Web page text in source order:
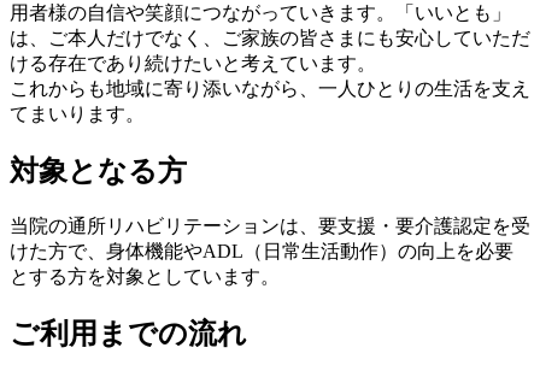
用者様の自信や笑顔につながっていきます。「いいとも」
は、ご本人だけでなく、ご家族の皆さまにも安心していただ
ける存在であり続けたいと考えています。
これからも地域に寄り添いながら、一人ひとりの生活を支え
てまいります。
対象となる方
当院の通所リハビリテーションは、要支援・要介護認定を受
けた方で、身体機能やADL（日常生活動作）の向上を必要
とする方を対象としています。
ご利用までの流れ